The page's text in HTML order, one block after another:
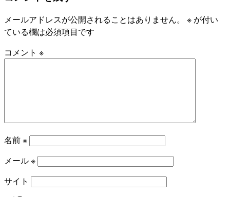
メールアドレスが公開されることはありません。 ※ が付い
ている欄は必須項目です
コメント ※
名前※
メール※
サイト